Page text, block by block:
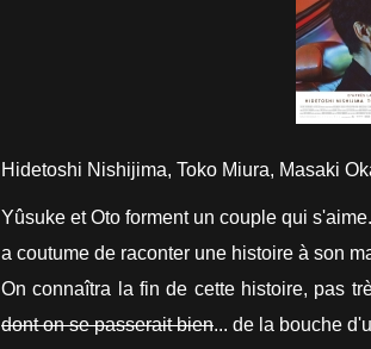
Hidetoshi Nishijima, Toko Miura, Masaki
Yûsuke et Oto forment un couple qui
a coutume de raconter une histoire à son
On connaîtra la fin de cette histoire, pas
dont on se passerait bien... de la bouche